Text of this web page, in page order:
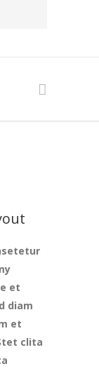
et
diam
et
clita